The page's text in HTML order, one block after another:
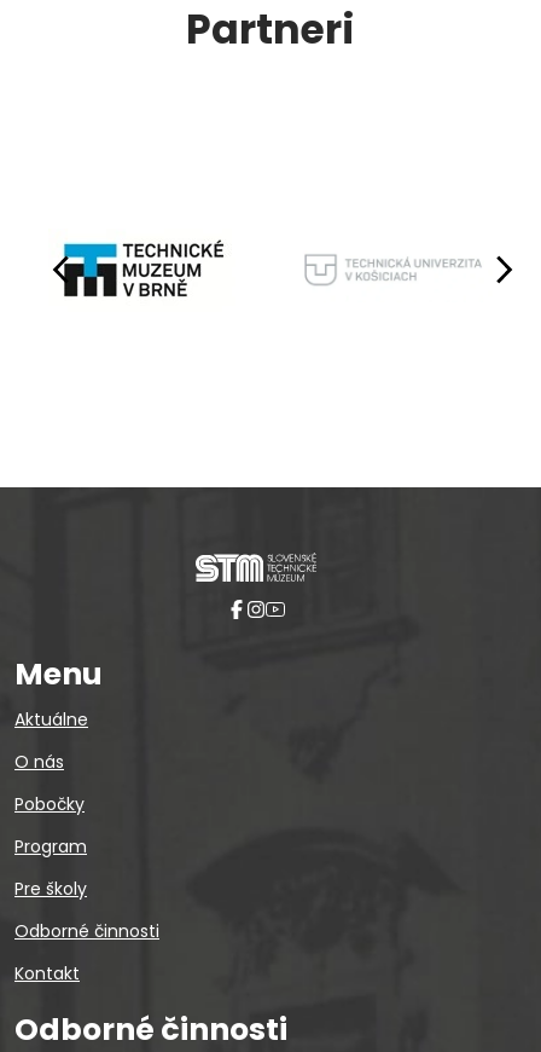
Partneri
Menu
Aktuálne
O nás
Pobočky
Program
Pre školy
Odborné činnosti
Kontakt
Odborné činnosti